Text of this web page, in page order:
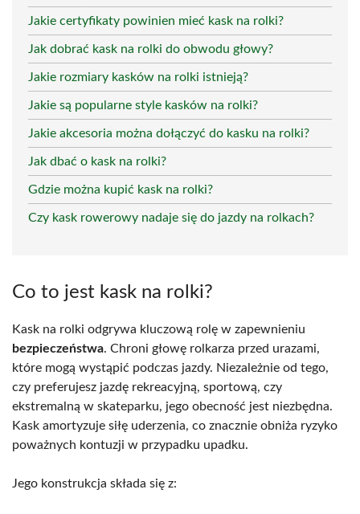
Jakie certyfikaty powinien mieć kask na rolki?
Jak dobrać kask na rolki do obwodu głowy?
Jakie rozmiary kasków na rolki istnieją?
Jakie są popularne style kasków na rolki?
Jakie akcesoria można dołączyć do kasku na rolki?
Jak dbać o kask na rolki?
Gdzie można kupić kask na rolki?
Czy kask rowerowy nadaje się do jazdy na rolkach?
Co to jest kask na rolki?
Kask na rolki odgrywa kluczową rolę w zapewnieniu
bezpieczeństwa. Chroni głowę rolkarza przed urazami,
które mogą wystąpić podczas jazdy. Niezależnie od tego,
czy preferujesz jazdę rekreacyjną, sportową, czy
ekstremalną w skateparku, jego obecność jest niezbędna.
Kask amortyzuje siłę uderzenia, co znacznie obniża ryzyko
poważnych kontuzji w przypadku upadku.
Jego konstrukcja składa się z: